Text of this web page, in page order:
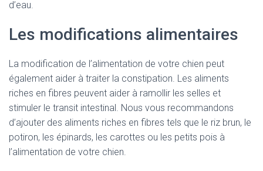
d’eau.
Les modifications alimentaires
La modification de l’alimentation de votre chien peut
également aider à traiter la constipation. Les aliments
riches en fibres peuvent aider à ramollir les selles et
stimuler le transit intestinal. Nous vous recommandons
d’ajouter des aliments riches en fibres tels que le riz brun, le
potiron, les épinards, les carottes ou les petits pois à
l’alimentation de votre chien.